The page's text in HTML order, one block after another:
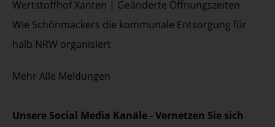
Wertstoffhof Xanten | Geänderte Öffnungszeiten
Wie Schönmackers die kommunale Entsorgung für
halb NRW organisiert
Mehr Alle Meldungen
Unsere Social Media Kanäle - Vernetzen Sie sich